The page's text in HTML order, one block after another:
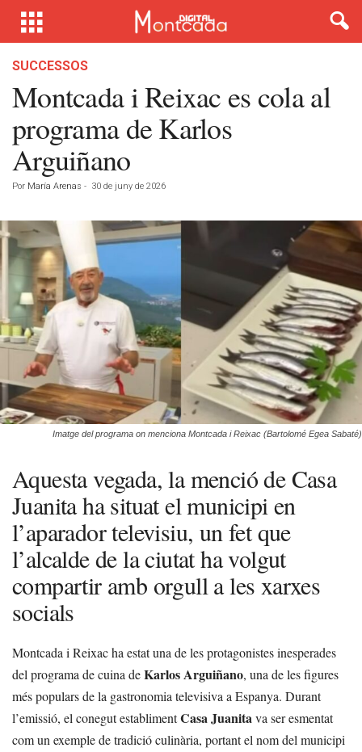
SUCCESSOS
Montcada i Reixac es cola al
programa de Karlos
Arguiñano
Por María Arenas - 30 de juny de 2026
Imatge del programa on menciona Montcada i Reixac (Bartolomé Egea Sabaté)
Aquesta vegada, la menció de Casa
Juanita ha situat el municipi en
l’aparador televisiu, un fet que
l’alcalde de la ciutat ha volgut
compartir amb orgull a les xarxes
socials
Montcada i Reixac ha estat una de les protagonistes inesperades
del programa de cuina deKarlos Arguiñano, una de les figures
més populars de la gastronomia televisiva a Espanya. Durant
l’emissió, el conegut establimentCasa Juanitava ser esmentat
com un exemple de tradició culinària, portant el nom del municipi